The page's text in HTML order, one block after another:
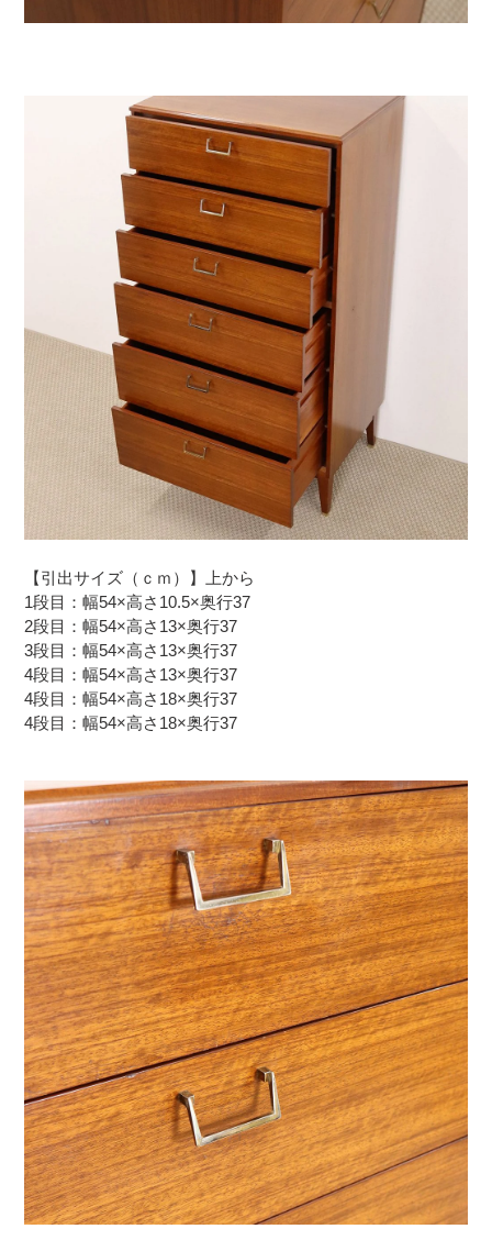
【引出サイズ（ｃｍ）】上から
1段目：幅54×高さ10.5×奥行37
2段目：幅54×高さ13×奥行37
3段目：幅54×高さ13×奥行37
4段目：幅54×高さ13×奥行37
4段目：幅54×高さ18×奥行37
4段目：幅54×高さ18×奥行37